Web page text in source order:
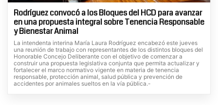
Rodríguez convocó a los Bloques del HCD para avanzar
en una propuesta integral sobre Tenencia Responsable
y Bienestar Animal
La intendenta interina María Laura Rodríguez encabezó este jueves
una reunión de trabajo con representantes de los distintos bloques del
Honorable Concejo Deliberante con el objetivo de comenzar a
construir una propuesta legislativa conjunta que permita actualizar y
fortalecer el marco normativo vigente en materia de tenencia
responsable, protección animal, salud pública y prevención de
accidentes por animales sueltos en la vía pública.-